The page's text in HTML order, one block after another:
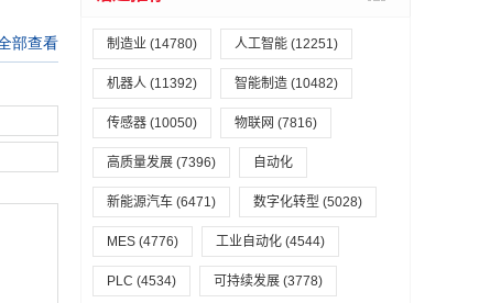
制造业 (14780) 人工智能 (12251)
机器人 (11392) 智能制造 (10482)
传感器 (10050) 物联网 (7816)
高质量发展 (7396) 自动化
新能源汽车 (6471) 数字化转型 (5028)
MES (4776) 工业自动化 (4544)
PLC (4534) 可持续发展 (3778)